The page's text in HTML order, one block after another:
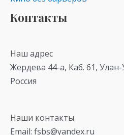
Контакты
Наш адрес
Жердева 44-а, Каб. 61, Улан-
Россия
Наши контакты
Email: fsbs@yandex.ru